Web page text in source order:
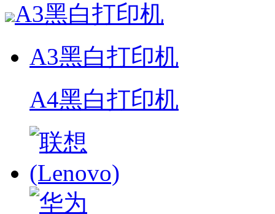
A3黑白打印机
A3黑白打印机
A4黑白打印机